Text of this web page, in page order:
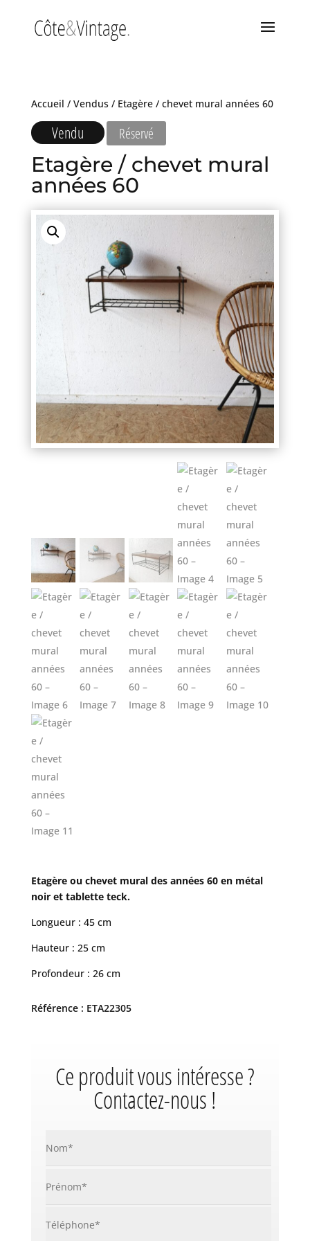
Accueil / Vendus/ Etagère / chevet mural années 60
Vendu Réservé
Etagère / chevet mural
années 60
Etagère ou chevet mural des années 60 en métal
noir et tablette teck.
Longueur : 45 cm
Hauteur : 25 cm
Profondeur : 26 cm
Référence : ETA22305
Ce produit vous intéresse ?
Contactez-nous !